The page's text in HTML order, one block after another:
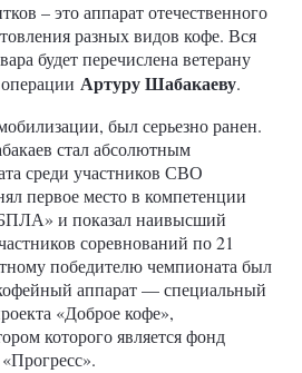
– это аппарат отечественного
разных видов кофе. Вся
будет перечислена ветерану
Артуру Шабакаеву.
был серьезно ранен.
стал абсолютным
среди участников СВО
первое место в компетенции
БПЛА» и показал наивысший
соревнований по 21
победителю чемпионата был
аппарат — специальный
«Доброе кофе»,
которого является фонд